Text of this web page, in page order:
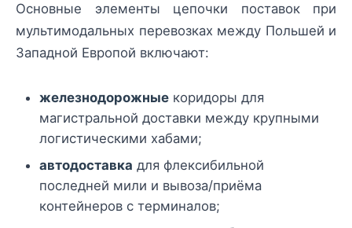
Основные элементы цепочки поставок при
мультимодальных перевозках между Польшей и
Западной Европой включают:
железнодорожные коридоры для
магистральной доставки между крупными
логистическими хабами;
автодоставка для флексибильной
последней мили и вывоза/приёма
контейнеров с терминалов;